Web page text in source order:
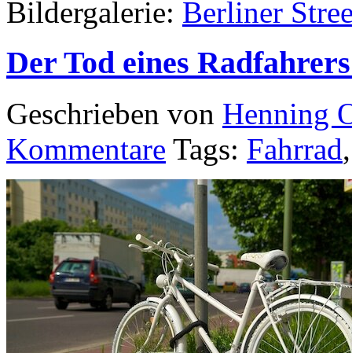
Bildergalerie: Berliner
Der Tod eines
Geschrieben von Henning
Kommentare Tags: Fahrrad